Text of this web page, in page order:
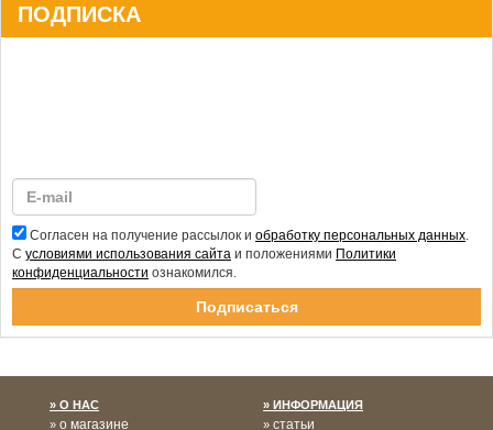
ПОДПИСКА
Согласен на получение рассылок и обработку персональных данных.
С условиями использования сайта и положениями Политики
конфиденциальности ознакомился.
О НАС
о магазине
ИНФОРМАЦИЯ
статьи